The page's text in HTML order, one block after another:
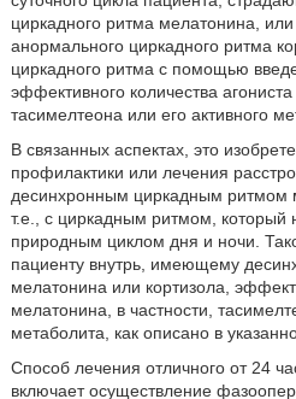
циркадного ритма мелатонина,
анормального циркадного ритма
циркадного ритма с помощью
эффективного количества
тасимелтеона или его активного
В связанных аспектах, это
профилактики или лечения
десинхронным циркадным ритмом
т.е., с циркадным ритмом, который
природным циклом дня и ночи.
пациенту внутрь, имеющему
мелатонина или кортизола,
мелатонина, в частности,
метаболита, как описано в
Способ лечения отличного от 24
включает осуществление